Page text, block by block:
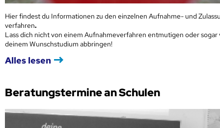
Hier findest du Informationen zu den einzelnen Aufnahme- und
verfahren.
Lass dich nicht von einem Aufnahmeverfahren entmutigen oder sogar
deinem Wunschstudium abbringen!
Alles lesen
Beratungstermine an Schulen